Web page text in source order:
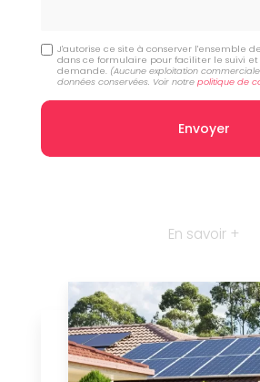
J'autorise ce site à conserver l'ensemble
dans ce formulaire pour faciliter le suivi
demande. (Aucune exploitation
données conservées. Voir notrepolitique de
En savoir +